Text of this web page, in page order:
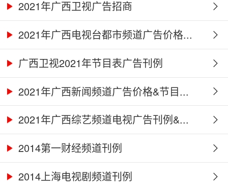
2021年广西卫视广告招商
2021年广西电视台都市频道广告价格...
广西卫视2021年节目表广告刊例
2021年广西新闻频道广告价格&节目...
2021年广西综艺频道电视广告刊例&...
2014第一财经频道刊例
2014上海电视剧频道刊例